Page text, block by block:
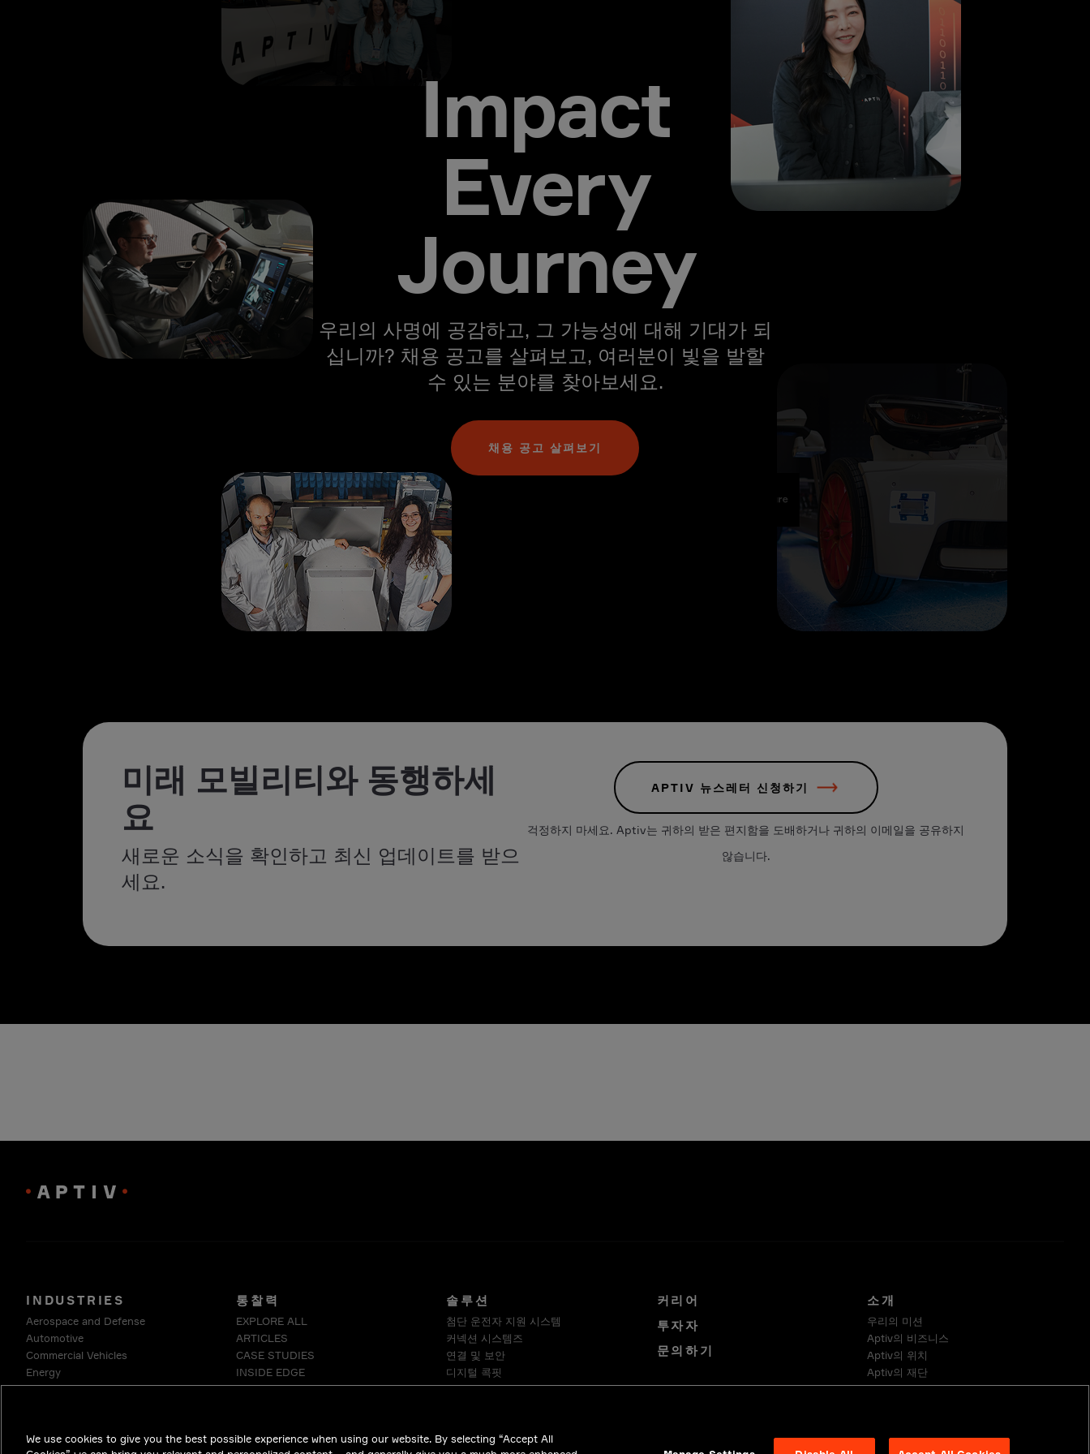
Impact
Every
Journey
우리의 사명에 공감하고, 그 가능성에 대해 기대가 되
십니까? 채용 공고를 살펴보고, 여러분이 빛을 발할
수 있는 분야를 찾아보세요.
채용 공고 살펴보기
미래 모빌리티와 동행하세
요
새로운 소식을 확인하고 최신 업데이트를 받으
세요.
APTIV 뉴스레터 신청하기
걱정하지 마세요. Aptiv는 귀하의 받은 편지함을 도배하거나 귀하의 이메일을 공유하지
않습니다.
INDUSTRIES
Aerospace and Defense
Automotive
Commercial Vehicles
Energy
Enterprise
Telecommunications
통찰력
EXPLORE ALL
ARTICLES
CASE STUDIES
INSIDE EDGE
WHITE PAPERS
솔루션
첨단 운전자 지원 시스템
커넥션 시스템즈
연결 및 보안
디지털 콕핏
스마트 차량 아키텍처
Intercable Automotive Solutions
커리어
투자자
문의하기
소개
우리의 미션
Aptiv의 비즈니스
Aptiv의 위치
Aptiv의 재단
지속 가능성
We use cookies to give you the best possible experience when using our website. By selecting “Accept All